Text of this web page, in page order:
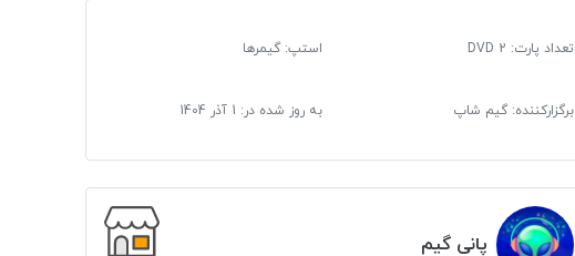
تعداد پارت: 2 DVD استپ: گیمرها
برگزارکننده: گیم شاپ به روز شده در: 1 آذر 1404
پانی گیم